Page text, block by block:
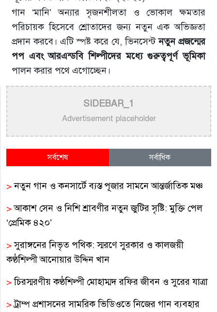
গান ‘মানি’ অন্যার সৃজনশীলতা ও ভোকাল ক্ষমতার
পরিচায়ক হিসেবে শ্রোতাদের জন্য নতুন এক অভিজ্ঞতা
প্রদান করবে। এটি স্পষ্ট করে যে, ভিনসেন্টনতুন প্রজন্মের
পপ এবং আরএন্ডবি শিল্পীদের মধ্যে গুরুত্বপূর্ণ ভূমিকা
পালন করার পথে এগোচ্ছেন।
SIDEBAR_1
Advertisement placeholder
সর্বশেষ সর্বাধিক
>নতুন গান ও কনসার্টে ব্যস্ত পূজার সামনে আন্তর্জাতিক মঞ্চ
>আকাশ সেন ও নিশি শ্রাবণীর নতুন জুটির সৃষ্টি: মুক্তি পেল
‘প্রেমিক ৪২০’
>সুরাঙ্গনের নিভৃত পথিক: স্মরণে সুরকার ও কালজয়ী
কণ্ঠশিল্পী আনোয়ার উদ্দিন খান
>চিরস্মরণীয় কণ্ঠশিল্পী মোহাম্মদ রফির জীবন ও সুরের যাত্রা
>ট্রাম্প প্রশাসনের সামরিক ভিডিওতে নিজের গান ব্যবহার